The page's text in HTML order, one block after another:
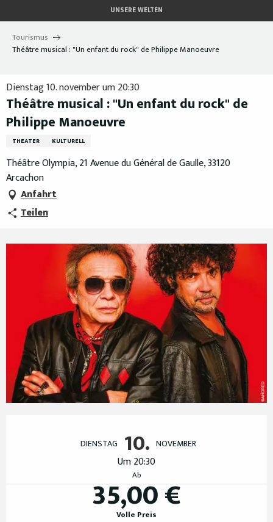
au
contenu
principal
UNSERE WELTEN
Tourismus
Théâtre musical : "Un enfant du rock" de Philippe Manoeuvre
Dienstag 10. november um 20:30
Théâtre musical : "Un enfant du rock" de
Philippe Manoeuvre
THEATER KULTURELL
Théâtre Olympia, 21 Avenue du Général de Gaulle, 33120
Arcachon
Anfahrt
Teilen
DIENSTAG 10. NOVEMBER
Um 20:30
Ab
35,00 €
Volle Preis